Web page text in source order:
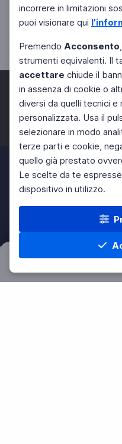
incorrere in limitazioni
puoi visionare qui
Premendo Acconsento
strumenti equivalenti. Il
accettare chiude il
in assenza di cookie o
diversi da quelli tecnici e
personalizzata. Usa il
selezionare in modo
terze parti e cookie,
quello già prestato
Le scelte da te
dispositivo in utilizzo.
Home Materie
Facebook